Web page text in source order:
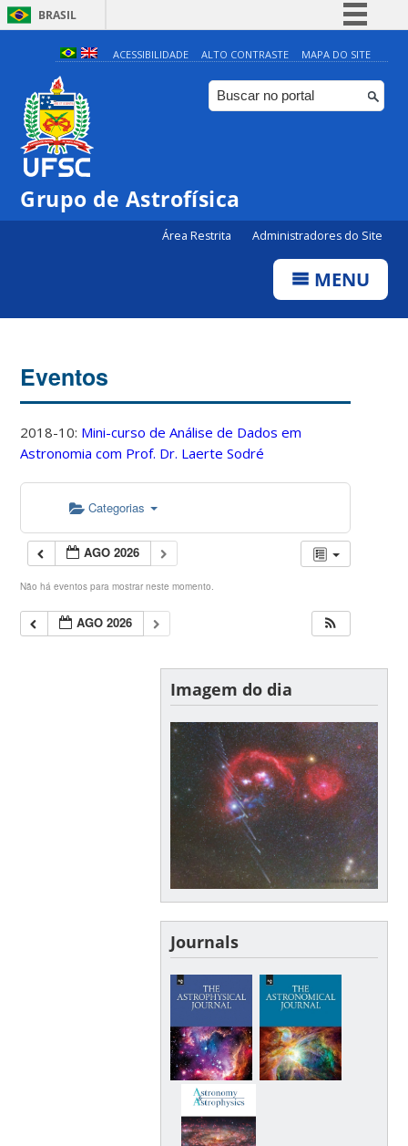
BRASIL
Simplifique!
Comunica BR
Participe
ACESSIBILIDADE ALTO CONTRASTE MAPA DO SITE
Grupo de Astrofísica
Área Restrita Administradores do Site
MENU
Eventos
2018-10: Mini-curso de Análise de Dados em
Astronomia com Prof. Dr. Laerte Sodré
Categorias
AGO 2026
Não há eventos para mostrar neste momento.
AGO 2026
Imagem do dia
Journals